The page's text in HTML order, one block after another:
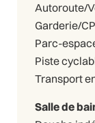
Autoroute/
Garderie/
Parc-
Piste
Transport
Salle de